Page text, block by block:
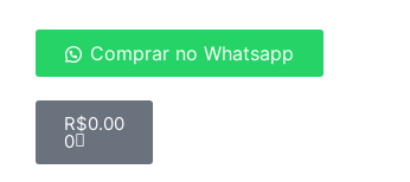
Comprar no Whatsapp
R$0.00
0